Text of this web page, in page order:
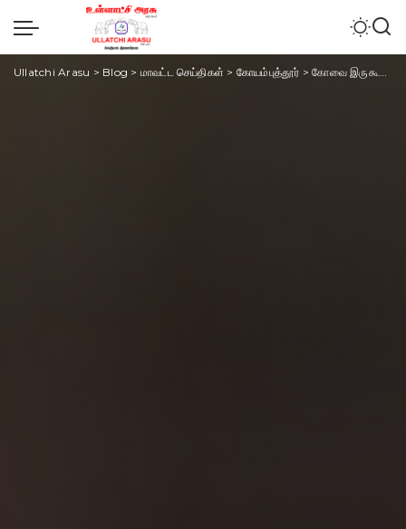
Ullatchi Arasu > Blog > மாவட்ட செய்திகள் > கோயம்புத்தூர் >கோவை இருகூரில் பெண் காரில் கடத்தப்பட்ட சம்பவம் : பாதிக்கப்பட்ட பெண்ணிடம் விசாரணை நடத்திய காவல்துறை – வீடியோ வெளியிட்ட !!!